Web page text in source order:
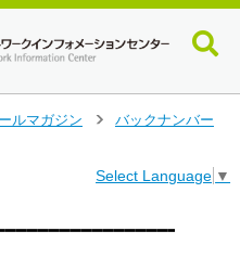
ルマガジン
バックナンバー
Select Language ▼